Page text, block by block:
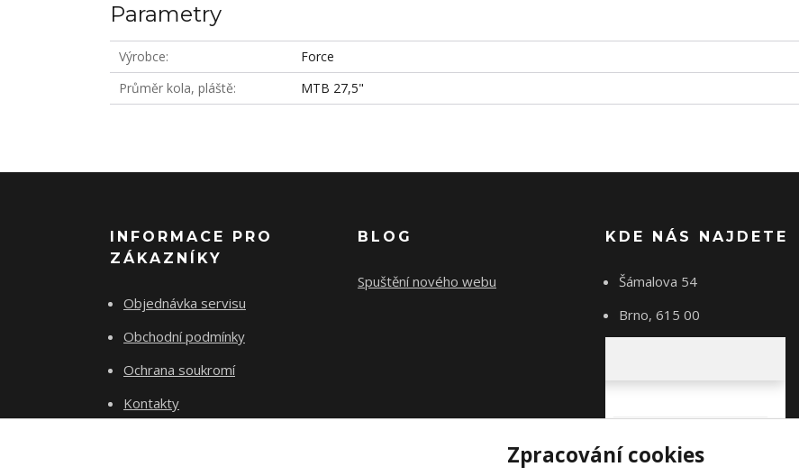
Parametry
Výrobce
Force
Průměr kola, pláště
MTB 27,5"
INFORMACE PRO
ZÁKAZNÍKY
Objednávka servisu
Obchodní podmínky
Ochrana soukromí
Kontakty
BLOG
Spuštění nového webu
KDE NÁS NAJDETE
Šámalova 54
Brno, 615 00
Zpracování cookies